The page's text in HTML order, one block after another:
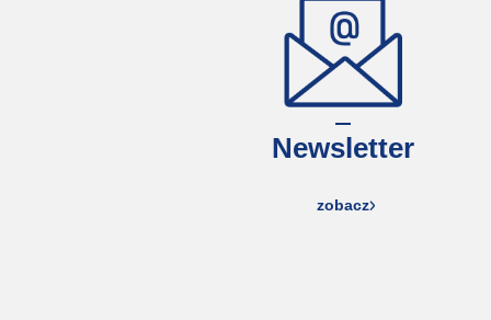
Newsletter
zobacz